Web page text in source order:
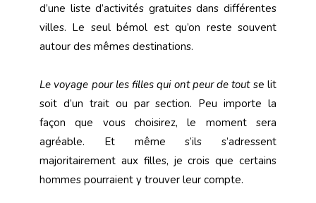
d’une liste d’activités gratuites dans différentes
villes. Le seul bémol est qu’on reste souvent
autour des mêmes destinations.
Le voyage pour les filles qui ont peur de toutse lit
soit d’un trait ou par section. Peu importe la
façon que vous choisirez, le moment sera
agréable. Et même s’ils s’adressent
majoritairement aux filles, je crois que certains
hommes pourraient y trouver leur compte.